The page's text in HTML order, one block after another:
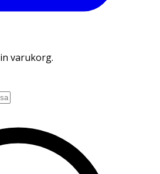
varukorg.